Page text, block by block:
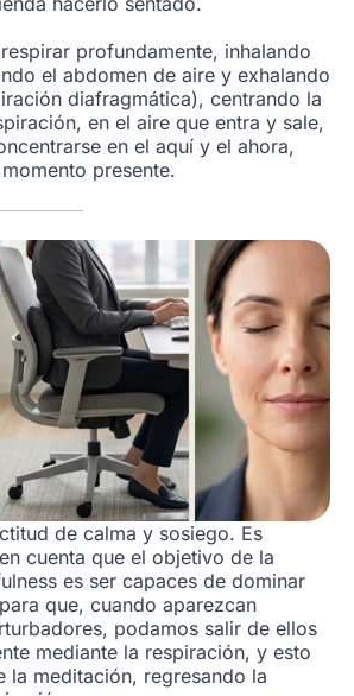
profundamente, inhalando
el abdomen de aire y exhalando
diafragmática), centrando la
en el aire que entra y sale,
en el aquí y el ahora,
presente.
de calma y sosiego. Es
cuenta que el objetivo de la
es ser capaces de dominar
que, cuando aparezcan
podamos salir de ellos
mediante la respiración, y esto
la meditación, regresando la